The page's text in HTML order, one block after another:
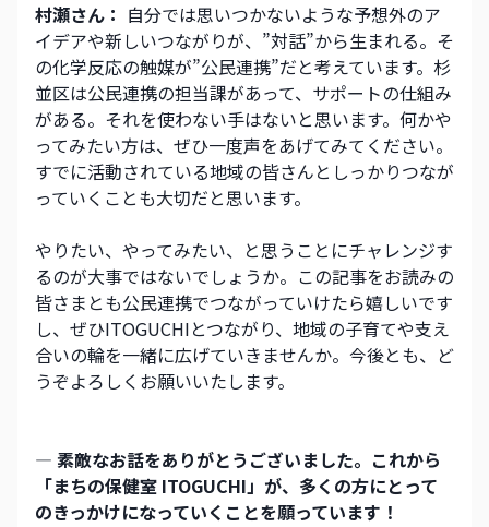
村瀬さん： 自分では思いつかないような予想外のア
イデアや新しいつながりが、”対話”から生まれる。そ
の化学反応の触媒が”公民連携”だと考えています。杉
並区は公民連携の担当課があって、サポートの仕組み
がある。それを使わない手はないと思います。何かや
ってみたい方は、ぜひ一度声をあげてみてください。
すでに活動されている地域の皆さんとしっかりつなが
っていくことも大切だと思います。
やりたい、やってみたい、と思うことにチャレンジす
るのが大事ではないでしょうか。この記事をお読みの
皆さまとも公民連携でつながっていけたら嬉しいです
し、ぜひITOGUCHIとつながり、地域の子育てや支え
合いの輪を一緒に広げていきませんか。今後とも、ど
うぞよろしくお願いいたします。
― 素敵なお話をありがとうございました。これから
「まちの保健室 ITOGUCHI」が、多くの方にとって
のきっかけになっていくことを願っています！